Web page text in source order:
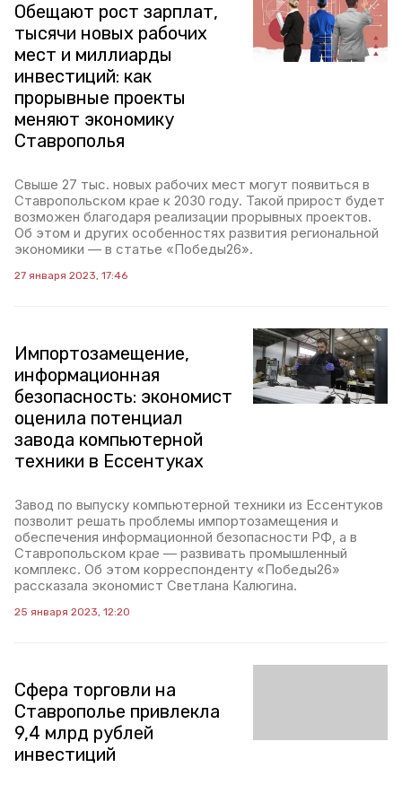
Обещают рост зарплат,
тысячи новых рабочих
мест и миллиарды
инвестиций: как
прорывные проекты
меняют экономику
Ставрополья
Свыше 27 тыс. новых рабочих мест могут появиться в
Ставропольском крае к 2030 году. Такой прирост будет
возможен благодаря реализации прорывных проектов.
Об этом и других особенностях развития региональной
экономики — в статье «Победы26».
27 января 2023, 17:46
Импортозамещение,
информационная
безопасность: экономист
оценила потенциал
завода компьютерной
техники в Ессентуках
Завод по выпуску компьютерной техники из Ессентуков
позволит решать проблемы импортозамещения и
обеспечения информационной безопасности РФ, а в
Ставропольском крае — развивать промышленный
комплекс. Об этом корреспонденту «Победы26»
рассказала экономист Светлана Калюгина.
25 января 2023, 12:20
Сфера торговли на
Ставрополье привлекла
9,4 млрд рублей
инвестиций